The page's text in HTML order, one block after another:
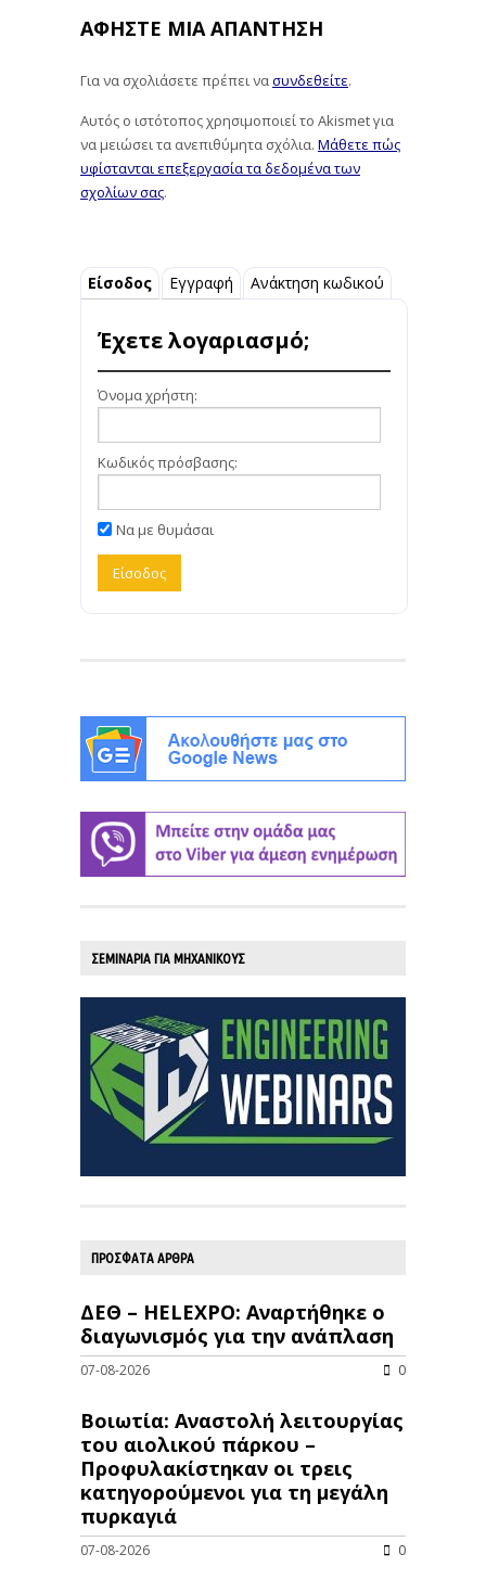
ΑΦΉΣΤΕ ΜΙΑ ΑΠΆΝΤΗΣΗ
Για να σχολιάσετε πρέπει νασυνδεθείτε.
Αυτός ο ιστότοπος χρησιμοποιεί το Akismet για
να μειώσει τα ανεπιθύμητα σχόλια. Μάθετε πώς
υφίστανται επεξεργασία τα δεδομένα των
σχολίων σας.
Είσοδος Εγγραφή Ανάκτηση κωδικού
Έχετε λογαριασμό;
Όνομα χρήστη:
Κωδικός πρόσβασης:
Να με θυμάσαι
ΣΕΜΙΝΑΡΙΑ ΓΙΑ ΜΗΧΑΝΙΚΟΥΣ
ΠΡΟΣΦΑΤΑ ΑΡΘΡΑ
ΔΕΘ – HELEXPO: Αναρτήθηκε ο
διαγωνισμός για την ανάπλαση
07-08-2026 0
Βοιωτία: Αναστολή λειτουργίας
του αιολικού πάρκου –
Προφυλακίστηκαν οι τρεις
κατηγορούμενοι για τη μεγάλη
πυρκαγιά
07-08-2026 0